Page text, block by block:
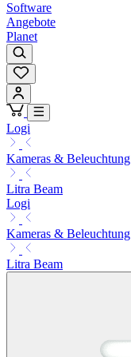
Software
Angebote
Planet
Logi
Kameras & Beleuchtung
Litra Beam
Logi
Kameras & Beleuchtung
Litra Beam